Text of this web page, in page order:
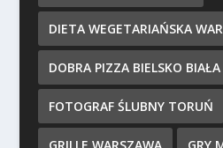
DIETA WEGETARIAŃSKA
DOBRA PIZZA BIELSKO BIAŁA
FOTOGRAF ŚLUBNY TORUŃ